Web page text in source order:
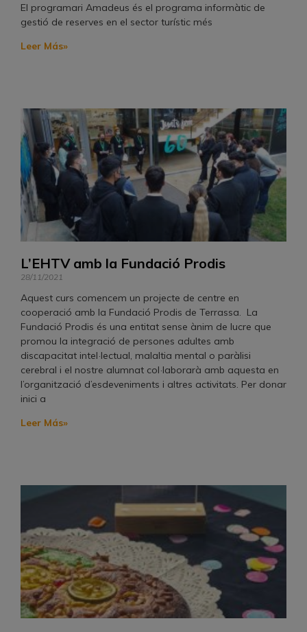
El programari Amadeus és el programa informàtic de
gestió de reserves en el sector turístic més
Leer Más»
L’EHTV amb la Fundació Prodis
28/11/2021
Aquest curs comencem un projecte de centre en
cooperació amb la Fundació Prodis de Terrassa. La
Fundació Prodis és una entitat sense ànim de lucre que
promou la integració de persones adultes amb
discapacitat intel·lectual, malaltia mental o paràlisi
cerebral i el nostre alumnat col·laborarà amb aquesta en
l’organització d’esdeveniments i altres activitats. Per donar
inici a
Leer Más»